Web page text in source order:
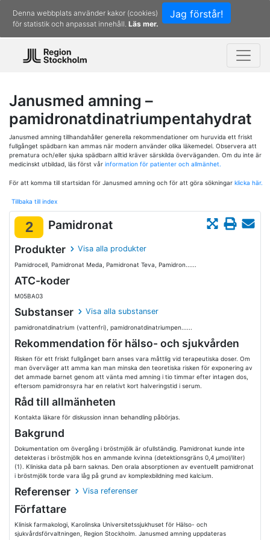
Jag förstår!
Denna webbplats använder kakor (cookies)
för statistik och anpassat innehåll. Läs mer.
Janusmed amning –
pamidronatdinatriumpentahydrat
Janusmed amning tillhandahåller generella rekommendationer om huruvida ett friskt
fullgånget spädbarn kan ammas när modern använder olika läkemedel. Observera att
prematura och/eller sjuka spädbarn alltid kräver särskilda överväganden. Om du inte är
medicinskt utbildad, läs först vår information för patienter och allmänhet.
För att komma till startsidan för Janusmed amning och för att göra sökningar klicka här.
Tillbaka till index
2 Pamidronat
Produkter Visa alla produkter
Pamidrocell, Pamidronat Meda, Pamidronat Teva, Pamidron......
ATC-koder
M05BA03
Substanser Visa alla substanser
pamidronatdinatrium (vattenfri), pamidronatdinatriumpen......
Rekommendation för hälso- och sjukvården
Risken för ett friskt fullgånget barn anses vara måttlig vid terapeutiska doser. Om
man överväger att amma kan man minska den teoretiska risken för exponering av
det ammade barnet genom att vänta med amning i tio timmar efter intagen dos,
eftersom pamidronsyra har en relativt kort halveringstid i serum.
Råd till allmänheten
Kontakta läkare för diskussion innan behandling påbörjas.
Bakgrund
Dokumentation om övergång i bröstmjölk är ofullständig. Pamidronat kunde inte
detekteras i bröstmjölk hos en ammande kvinna (detektionsgräns 0,4 µmol/liter)
(1). Kliniska data på barn saknas. Den orala absorptionen av eventuellt pamidronat
i bröstmjölk torde vara låg på grund av komplexbildning med kalcium.
Referenser Visa referenser
Författare
Klinisk farmakologi, Karolinska Universitetssjukhuset för Hälso- och
sjukvårdsförvaltningen, Region Stockholm. Janusmed amning uppdateras